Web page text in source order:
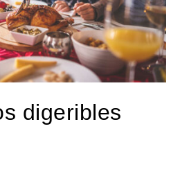
digeribles